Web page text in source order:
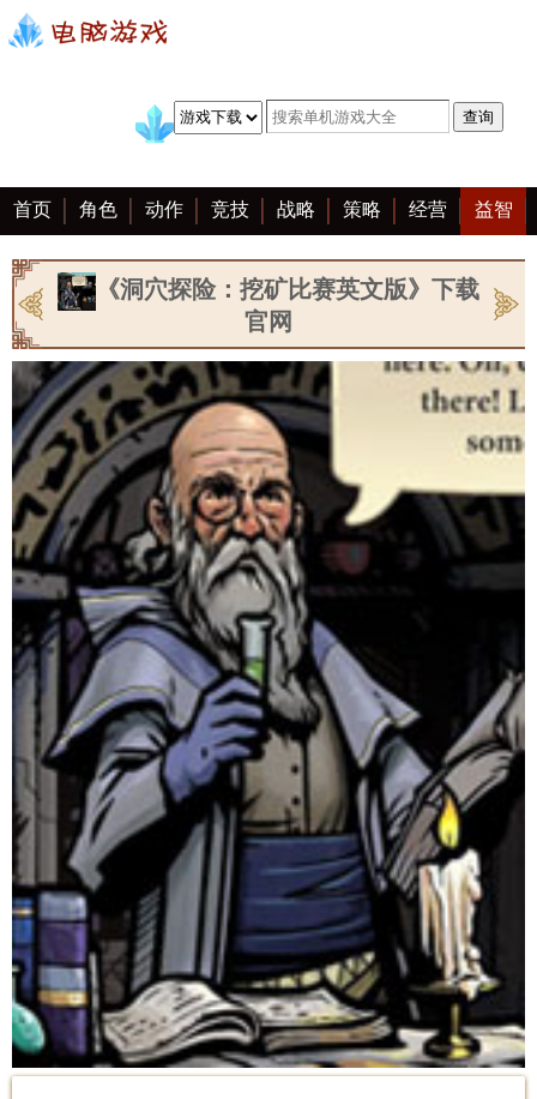
首页 角色 动作 竞技 战略 策略 经营 益智
冒险 棋牌 赛车 手游 恋爱 客户端 大全
《洞穴探险：挖矿比赛英文版》下载
官网